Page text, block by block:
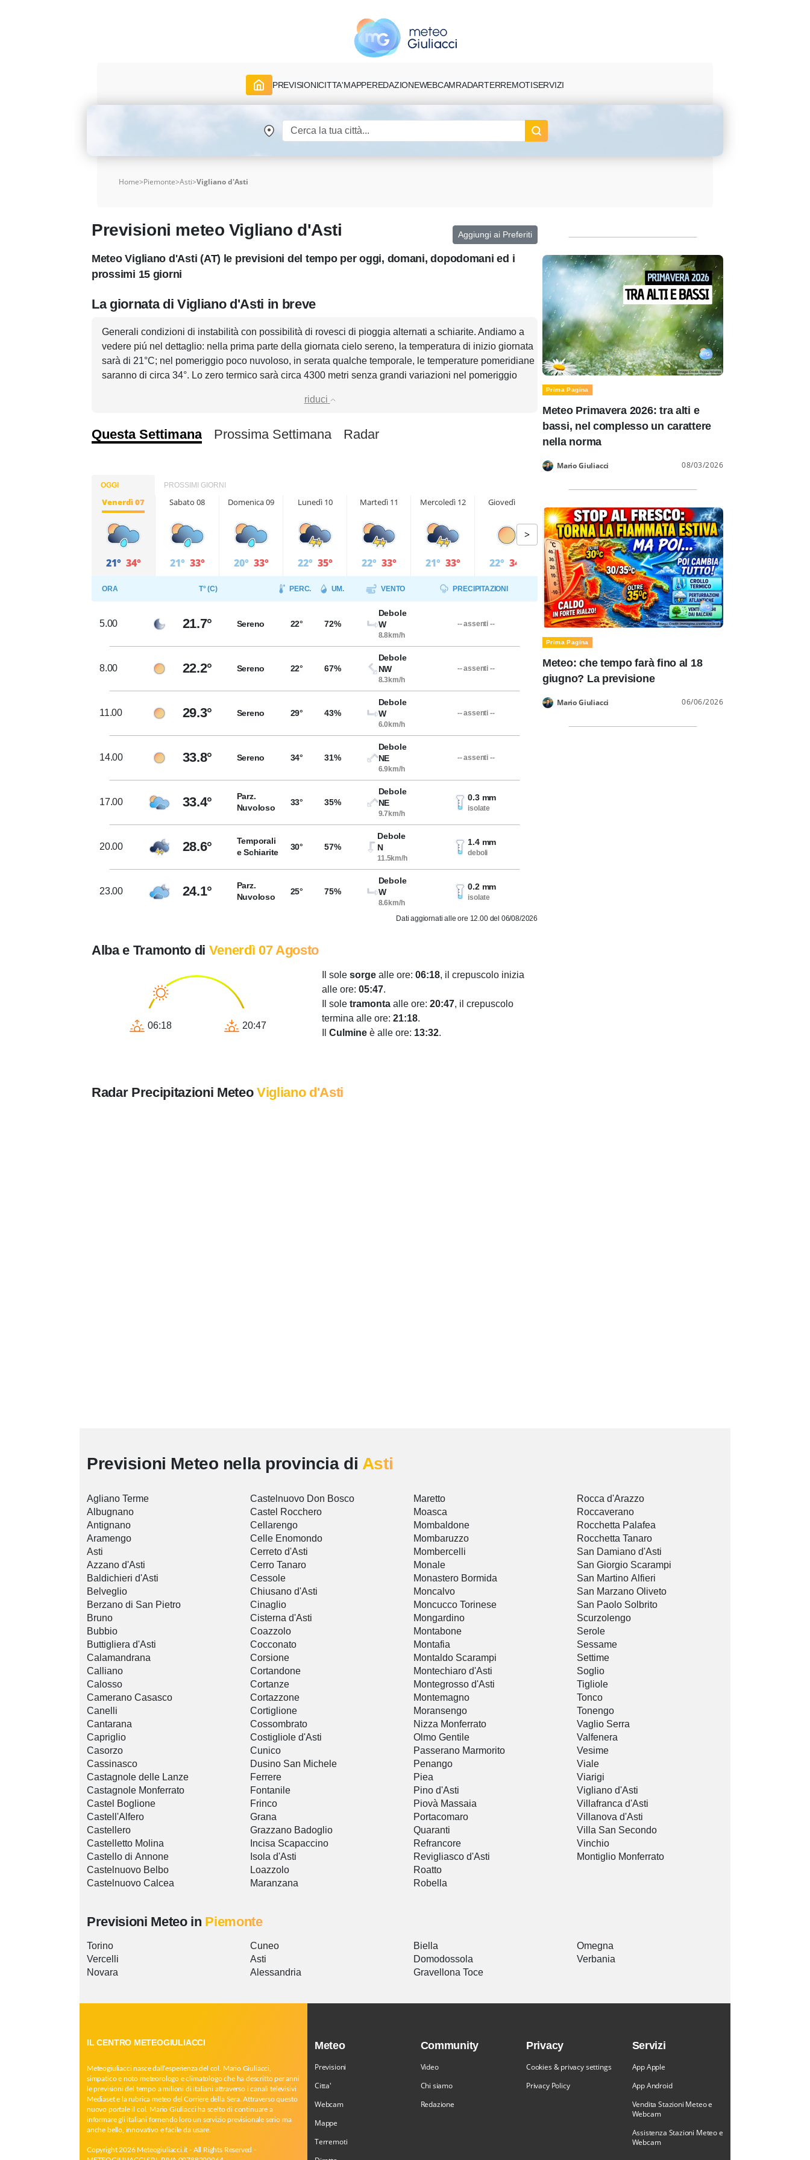
PREVISIONICITTA'MAPPEREDAZIONEWEBCAMRADARTERREMOTISERVIZI
Home>Piemonte>Asti>Vigliano d'Asti
Previsioni meteo Vigliano d'Asti Aggiungi ai Preferiti
Meteo Vigliano d'Asti (AT) le previsioni del tempo per oggi, domani, dopodomani ed i
prossimi 15 giorni
La giornata di Vigliano d'Asti in breve
Generali condizioni di instabilità con possibilità di rovesci di pioggia alternati a schiarite. Andiamo a
vedere piú nel dettaglio: nella prima parte della giornata cielo sereno, la temperatura di inizio giornata
sarà di 21°C; nel pomeriggio poco nuvoloso, in serata qualche temporale, le temperature pomeridiane
saranno di circa 34°. Lo zero termico sarà circa 4300 metri senza grandi variazioni nel pomeriggio
riduci
Questa Settimana Prossima Settimana Radar
OGGI PROSSIMI GIORNI
Venerdì 07
21° 34°
Sabato 08
21° 33°
Domenica 09
20° 33°
Lunedì 10
22° 35°
Martedì 11
22° 33°
Mercoledì 12
21° 33°
Giovedì 13
22° 34°
>
ORA T° (C) PERC. UM. VENTO PRECIPITAZIONI
5.00 21.7° Sereno 22° 72%
Debole
W
8.8km/h
-- assenti --
8.00 22.2° Sereno 22° 67%
Debole
NW
8.3km/h
-- assenti --
11.00 29.3° Sereno 29° 43%
Debole
W
6.0km/h
-- assenti --
14.00 33.8° Sereno 34° 31%
Debole
NE
6.9km/h
-- assenti --
17.00 33.4°
Parz.
Nuvoloso
33° 35%
Debole
NE
9.7km/h
0.3 mm
isolate
20.00 28.6°
Temporali
e Schiarite
30° 57%
Debole
N
11.5km/h
1.4 mm
deboli
23.00 24.1°
Parz.
Nuvoloso
25° 75%
Debole
W
8.6km/h
0.2 mm
isolate
Dati aggiornati alle ore 12.00 del 06/08/2026
Alba e Tramonto di Venerdì 07 Agosto
06:18 20:47
Il sole sorge alle ore: 06:18, il crepuscolo inizia
alle ore: 05:47.
Il sole tramonta alle ore: 20:47, il crepuscolo
termina alle ore: 21:18.
Culmine è alle ore: 13:32.
Radar Precipitazioni MeteoVigliano d'Asti
Prima Pagina
Meteo Primavera 2026: tra alti e
bassi, nel complesso un carattere
nella norma
Mario Giuliacci 08/03/2026
Prima Pagina
Meteo: che tempo farà fino al 18
giugno? La previsione
Mario Giuliacci 06/06/2026
Previsioni Meteo nella provincia di Asti
Agliano Terme
Albugnano
Antignano
Aramengo
Asti
Azzano d'Asti
Baldichieri d'Asti
Belveglio
Berzano di San Pietro
Bruno
Bubbio
Buttigliera d'Asti
Calamandrana
Calliano
Calosso
Camerano Casasco
Canelli
Cantarana
Capriglio
Casorzo
Cassinasco
Castagnole delle Lanze
Castagnole Monferrato
Castel Boglione
Castell'Alfero
Castellero
Castelletto Molina
Castello di Annone
Castelnuovo Belbo
Castelnuovo Calcea
Castelnuovo Don Bosco
Castel Rocchero
Cellarengo
Celle Enomondo
Cerreto d'Asti
Cerro Tanaro
Cessole
Chiusano d'Asti
Cinaglio
Cisterna d'Asti
Coazzolo
Cocconato
Corsione
Cortandone
Cortanze
Cortazzone
Cortiglione
Cossombrato
Costigliole d'Asti
Cunico
Dusino San Michele
Ferrere
Fontanile
Frinco
Grana
Grazzano Badoglio
Incisa Scapaccino
Isola d'Asti
Loazzolo
Maranzana
Maretto
Moasca
Mombaldone
Mombaruzzo
Mombercelli
Monale
Monastero Bormida
Moncalvo
Moncucco Torinese
Mongardino
Montabone
Montafia
Montaldo Scarampi
Montechiaro d'Asti
Montegrosso d'Asti
Montemagno
Moransengo
Nizza Monferrato
Olmo Gentile
Passerano Marmorito
Penango
Piea
Pino d'Asti
Piovà Massaia
Portacomaro
Quaranti
Refrancore
Revigliasco d'Asti
Roatto
Robella
Rocca d'Arazzo
Roccaverano
Rocchetta Palafea
Rocchetta Tanaro
San Damiano d'Asti
San Giorgio Scarampi
San Martino Alfieri
San Marzano Oliveto
San Paolo Solbrito
Scurzolengo
Serole
Sessame
Settime
Soglio
Tigliole
Tonco
Tonengo
Vaglio Serra
Valfenera
Vesime
Viale
Viarigi
Vigliano d'Asti
Villafranca d'Asti
Villanova d'Asti
Villa San Secondo
Vinchio
Montiglio Monferrato
Previsioni Meteo in Piemonte
Torino
Vercelli
Novara
Cuneo
Asti
Alessandria
Biella
Domodossola
Gravellona Toce
Omegna
Verbania
IL CENTRO METEOGIULIACCI
Meteogiuliacci nasce dall’esperienza del col. Mario Giuliacci,
simpatico e noto meteorologo e climatologo che ha descritto per anni
le previsioni del tempo a milioni di italiani attraverso i canali televisivi
Mediaset e la rubrica meteo del Corriere della Sera. Attraverso questo
nuovo portale il col. Mario Giuliacci ha scelto di continuare a
informare gli italiani fornendo loro un servizio previsionale serio ma
anche bello, innovativo e facile da usare.
Copyright 2026 Meteogiuliacci.it - All Rights Reserved -
Meteo
Previsioni
Citta'
Webcam
Mappe
Terremoti
Community
Video
Chi siamo
Redazione
Privacy
Cookies & privacy settings
Privacy Policy
Servizi
App Apple
App Android
Vendita Stazioni Meteo e
Webcam
Assistenza Stazioni Meteo e
Webcam